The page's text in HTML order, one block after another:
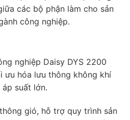
các bộ phận làm cho sản
công nghiệp.
nghiệp Daisy DYS 2200
ưu hóa lưu thông không khí
suất lớn.
gió, hỗ trợ quy trình sản